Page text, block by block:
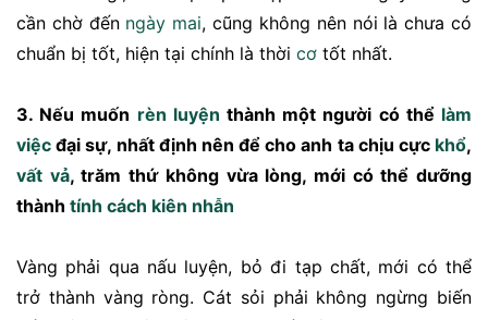
cần chờ đến ngày mai, cũng không nên nói là chưa có
chuẩn bị tốt, hiện tại chính là thời cơ tốt nhất.
3. Nếu muốn rèn luyện thành một người có thể làm
việc đại sự, nhất định nên để cho anh ta chịu cực khổ,
vất vả, trăm thứ không vừa lòng, mới có thể dưỡng
thành tính cách kiên nhẫn
Vàng phải qua nấu luyện, bỏ đi tạp chất, mới có thể
trở thành vàng ròng. Cát sỏi phải không ngừng biến